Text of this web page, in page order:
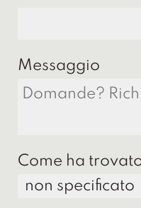
Messaggio
Come ha